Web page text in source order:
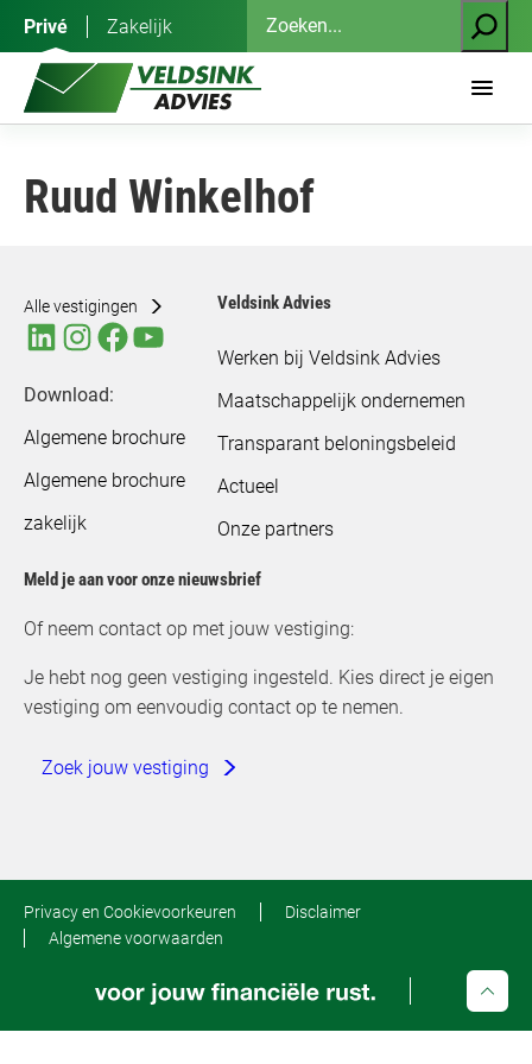
inhoud
Privé Zakelijk
Zoeken
Ruud Winkelhof
Alle vestigingen
Download:
Algemene brochure
Algemene brochure
zakelijk
Veldsink Advies
Werken bij Veldsink Advies
Maatschappelijk ondernemen
Transparant beloningsbeleid
Actueel
Onze partners
Meld je aan voor onze nieuwsbrief
Of neem contact op met jouw vestiging:
Je hebt nog geen vestiging ingesteld. Kies direct je eigen
vestiging om eenvoudig contact op te nemen.
Zoek jouw vestiging
Privacy en Cookievoorkeuren
Disclaimer
Algemene voorwaarden